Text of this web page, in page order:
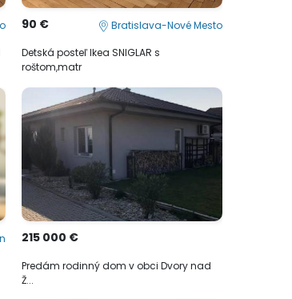
90 € Bratislava-Nové Mesto
Detská posteľ Ikea SNIGLAR s
roštom,matr
215 000 €
Predám rodinný dom v obci Dvory nad
Ž...